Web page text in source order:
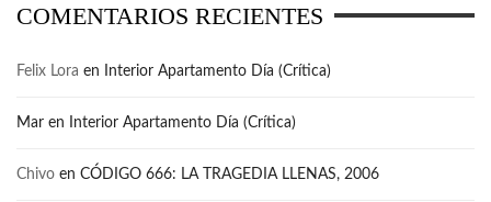
COMENTARIOS RECIENTES
Felix Lora en Interior Apartamento Día (Crítica)
Mar en Interior Apartamento Día (Crítica)
Chivo en CÓDIGO 666: LA TRAGEDIA LLENAS, 2006